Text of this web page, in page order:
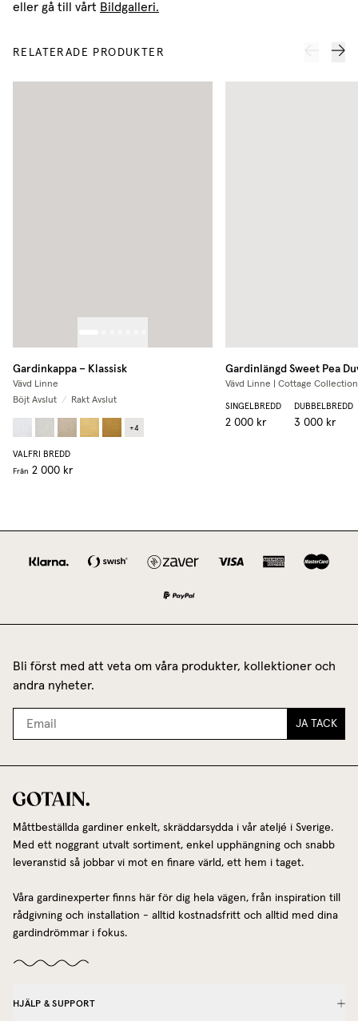
eller gå till vårt Bildgalleri.
RELATERADE PRODUKTER
Gardinkappa – Klassisk
Vävd Linne
Böjt Avslut / Rakt Avslut
+4
VALFRI BREDD
Från 2 000 kr
GardinlängdSweet Pea
Vävd Linne | Cottage Collection
SINGELBREDD
2 000 kr
DUBBELBREDD
3 000 kr
Bli först med att veta om våra produkter, kollektioner och
andra nyheter.
JA TACK
Måttbeställda gardiner enkelt, skräddarsydda i vår ateljé i Sverige.
Med ett noggrant utvalt sortiment, enkel upphängning och snabb
leveranstid så jobbar vi mot en finare värld, ett hem i taget.
Våra gardinexperter finns här för dig hela vägen, från inspiration till
rådgivning och installation - alltid kostnadsfritt och alltid med dina
gardindrömmar i fokus.
HJÄLP & SUPPORT